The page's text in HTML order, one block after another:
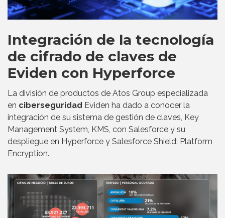
Integración de la tecnología
de cifrado de claves de
Eviden con Hyperforce
La división de productos de Atos Group especializada
en ciberseguridad Eviden ha dado a conocer la
integración de su sistema de gestión de claves, Key
Management System, KMS, con Salesforce y su
despliegue en Hyperforce y Salesforce Shield: Platform
Encryption.